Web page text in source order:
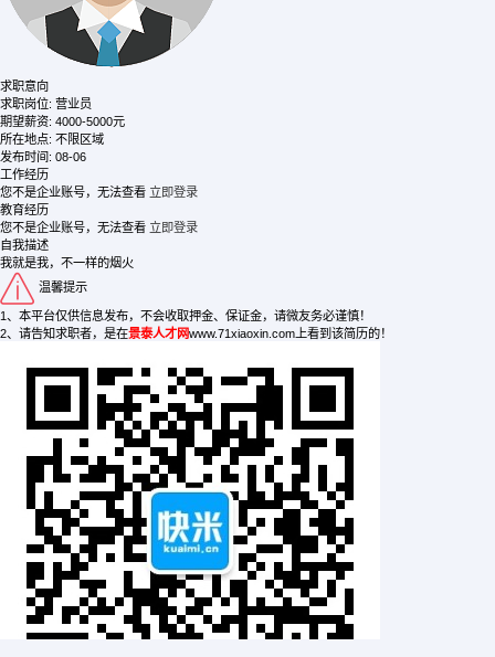
求职意向
求职岗位: 营业员
期望薪资: 4000-5000元
所在地点: 不限区域
发布时间: 08-06
工作经历
您不是企业账号，无法查看 立即登录
教育经历
您不是企业账号，无法查看 立即登录
自我描述
我就是我，不一样的烟火
温馨提示
1、本平台仅供信息发布，不会收取押金、保证金，请微友务必谨慎！
2、请告知求职者，是在景泰人才网www.71xiaoxin.com上看到该简历的！